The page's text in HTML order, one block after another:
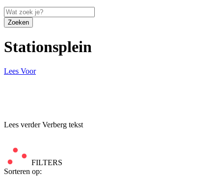
Zoeken
Stationsplein
Lees Voor
Lees verderVerberg tekst
FILTERS
Sorteren op: